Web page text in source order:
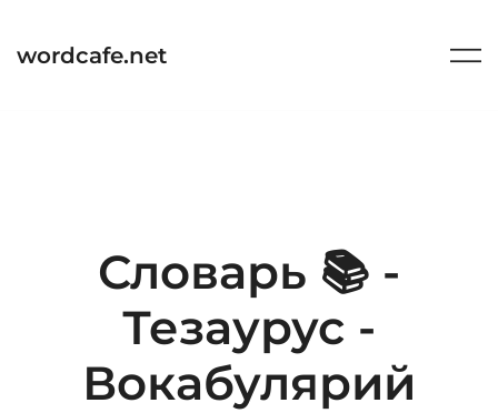
содержимому
wordcafe.net
Словарь 📚 -
Тезаурус -
Вокабулярий